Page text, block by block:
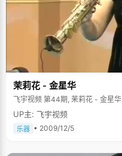
茉莉花 - 金星华
飞宇视频 第44期, 茉莉花 - 金星华
UP主: 飞宇视频
乐器 • 2009/12/5